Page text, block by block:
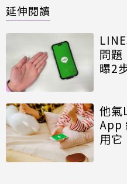
延伸閱讀
問題
曝2
他氣
App
用它